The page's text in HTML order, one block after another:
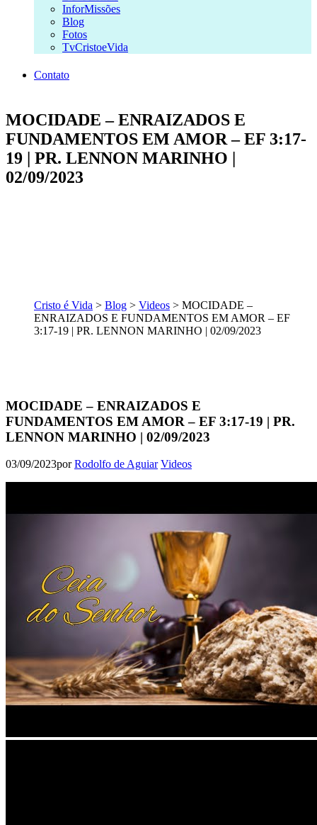
InforMissões
Blog
Fotos
TvCristoeVida
Contato
MOCIDADE – ENRAIZADOS E
FUNDAMENTOS EM AMOR – EF 3:17-
19 | PR. LENNON MARINHO |
02/09/2023
Cristo é Vida > Blog > Videos > MOCIDADE –
ENRAIZADOS E FUNDAMENTOS EM AMOR – EF
3:17-19 | PR. LENNON MARINHO | 02/09/2023
MOCIDADE – ENRAIZADOS E
FUNDAMENTOS EM AMOR – EF 3:17-19 | PR.
LENNON MARINHO | 02/09/2023
03/09/2023porRodolfo de Aguiar Videos